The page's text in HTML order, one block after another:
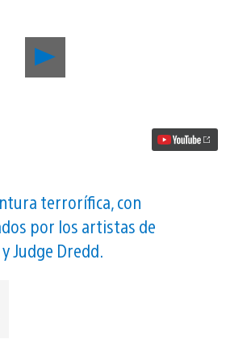
vivaz
sido
anunciado
para
PS4
vídeo
terrorífica, con
por los artistas de
Judge Dredd.